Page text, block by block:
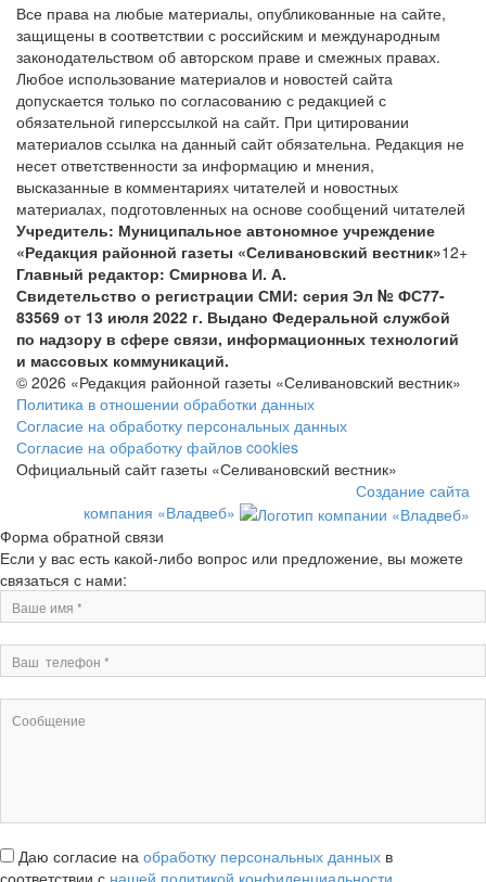
Все права на любые материалы, опубликованные на сайте,
защищены в соответствии с российским и международным
законодательством об авторском праве и смежных правах.
Любое использование материалов и новостей сайта
допускается только по согласованию с редакцией с
обязательной гиперссылкой на сайт. При цитировании
материалов ссылка на данный сайт обязательна. Редакция не
несет ответственности за информацию и мнения,
высказанные в комментариях читателей и новостных
материалах, подготовленных на основе сообщений читателей
Учредитель: Муниципальное автономное учреждение
«Редакция районной газеты «Селивановский вестник»12+
Главный редактор: Смирнова И. А.
Свидетельство о регистрации СМИ: серия Эл № ФС77-
83569 от 13 июля 2022 г. Выдано Федеральной службой
по надзору в сфере связи, информационных технологий
и массовых коммуникаций.
© 2026 «Редакция районной газеты «Селивановский вестник»
Политика в отношении обработки данных
Согласие на обработку персональных данных
Согласие на обработку файлов cookies
Официальный сайт газеты «Селивановский вестник»
Создание сайта
компания «Владвеб»
Форма обратной связи
Если у вас есть какой-либо вопрос или предложение, вы можете
связаться с нами:
Даю согласие на обработку персональных данных в